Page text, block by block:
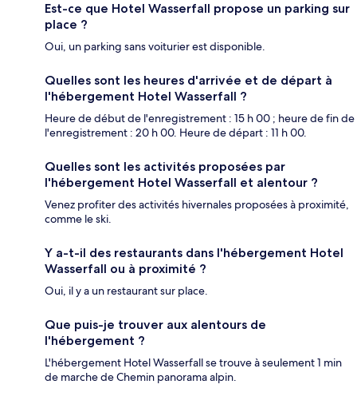
Est-ce que Hotel Wasserfall propose un parking sur
place ?
Oui, un parking sans voiturier est disponible.
Quelles sont les heures d'arrivée et de départ à
l'hébergement Hotel Wasserfall ?
Heure de début de l'enregistrement : 15 h 00 ; heure de fin de
l'enregistrement : 20 h 00. Heure de départ : 11 h 00.
Quelles sont les activités proposées par
l'hébergement Hotel Wasserfall et alentour ?
Venez profiter des activités hivernales proposées à proximité,
comme le ski.
Y a-t-il des restaurants dans l'hébergement Hotel
Wasserfall ou à proximité ?
Oui, il y a un restaurant sur place.
Que puis-je trouver aux alentours de
l'hébergement ?
L'hébergement Hotel Wasserfall se trouve à seulement 1 min
de marche de Chemin panorama alpin.